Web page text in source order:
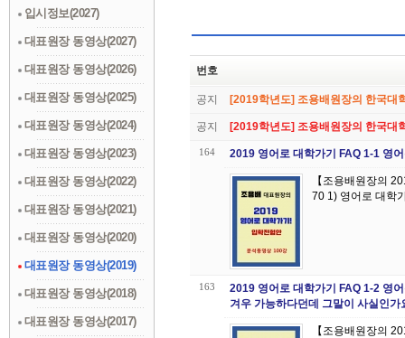
입시정보(2027)
대표원장 동영상(2027)
대표원장 동영상(2026)
대표원장 동영상(2025)
대표원장 동영상(2024)
대표원장 동영상(2023)
대표원장 동영상(2022)
대표원장 동영상(2021)
대표원장 동영상(2020)
대표원장 동영상(2019)
대표원장 동영상(2018)
대표원장 동영상(2017)
번호
공지 [2019학년도] 조용배원장의 한국대
공지 [2019학년도] 조용배원장의 한국대
164 2019 영어로 대학가기 FAQ 1-1 영
【조용배원장의
163
2019 영어로 대학가기 FAQ 1-2 영
겨우 가능하다던데 그말이 사실인가
【조용배원장의